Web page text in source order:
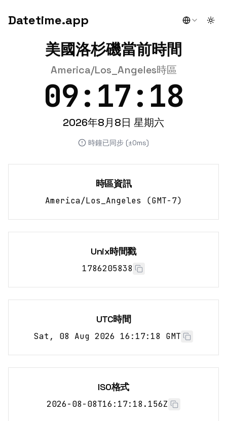
Datetime.app
美國洛杉磯當前時間
America/Los_Angeles時區
09:17:18
2026年8月8日 星期六
時鐘已同步 (±0ms)
時區資訊
America/Los_Angeles (GMT-7)
Unix時間戳
1786205838
UTC時間
Sat, 08 Aug 2026 16:17:18 GMT
ISO格式
2026-08-08T16:17:18.156Z